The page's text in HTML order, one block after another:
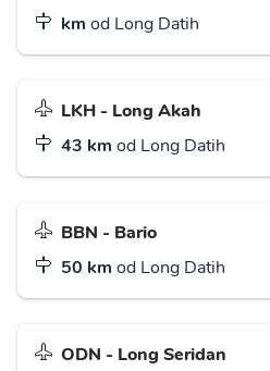
km od Long Datih
LKH - Long Akah
43 km od Long Datih
BBN - Bario
50 km od Long Datih
ODN - Long Seridan